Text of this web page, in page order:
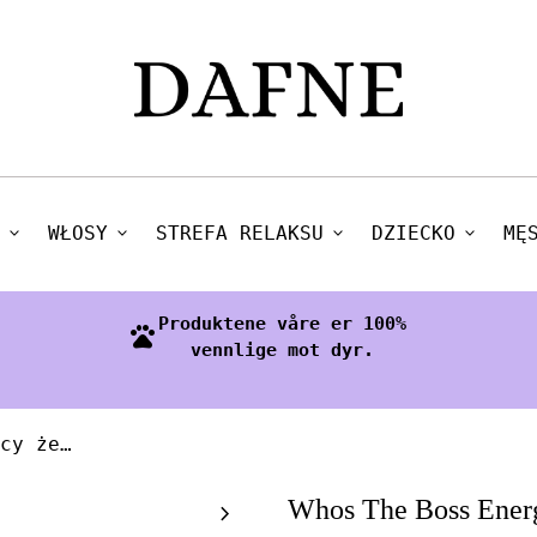
expand_more WŁOSY expand_more STREFA RELAKSU expand_more DZIECKO expand_more
pets Produktene våre er 100%
vennlige mot dyr.
Whos The Boss Energizujący żel do mycia ciała 3w1
chevron_right Whos The Boss